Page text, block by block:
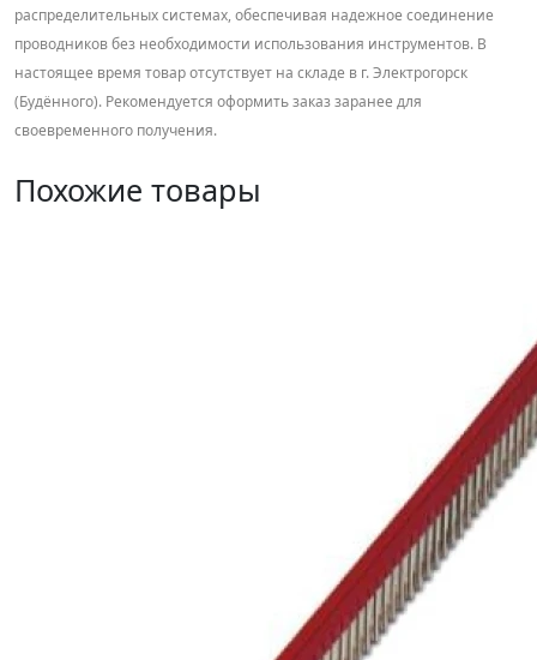
распределительных системах, обеспечивая надежное соединение
проводников без необходимости использования инструментов. В
настоящее время товар отсутствует на складе в г. Электрогорск
(Будённого). Рекомендуется оформить заказ заранее для
своевременного получения.
Похожие товары